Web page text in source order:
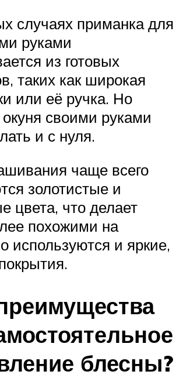
случаях приманка для
руками
из готовых
таких как широкая
или её ручка. Но
своими руками
и с нуля.
чаще всего
золотистые и
цвета, что делает
похожими на
используются и яркие,
блесны?